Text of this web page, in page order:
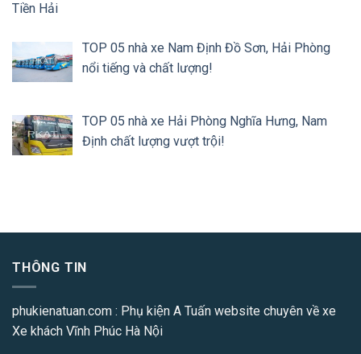
Tiền Hải
TOP 05 nhà xe Nam Định Đồ Sơn, Hải Phòng
nổi tiếng và chất lượng!
TOP 05 nhà xe Hải Phòng Nghĩa Hưng, Nam
Định chất lượng vượt trội!
THÔNG TIN
phukienatuan.com : Phụ kiện A Tuấn website chuyên về xe
Xe khách Vĩnh Phúc Hà Nội